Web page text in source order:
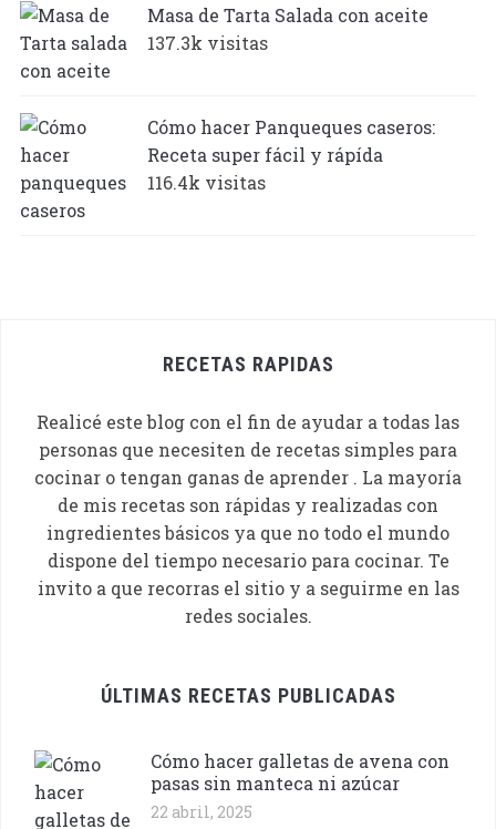
Masa de Tarta Salada con aceite
137.3k visitas
Cómo hacer Panqueques caseros:
Receta super fácil y rápída
116.4k visitas
RECETAS RAPIDAS
Realicé este blog con el fin de ayudar a todas las
personas que necesiten de recetas simples para
cocinar o tengan ganas de aprender . La mayoría
de mis recetas son rápidas y realizadas con
ingredientes básicos ya que no todo el mundo
dispone del tiempo necesario para cocinar. Te
invito a que recorras el sitio y a seguirme en las
redes sociales.
ÚLTIMAS RECETAS PUBLICADAS
Cómo hacer galletas de avena con
pasas sin manteca ni azúcar
22 abril, 2025